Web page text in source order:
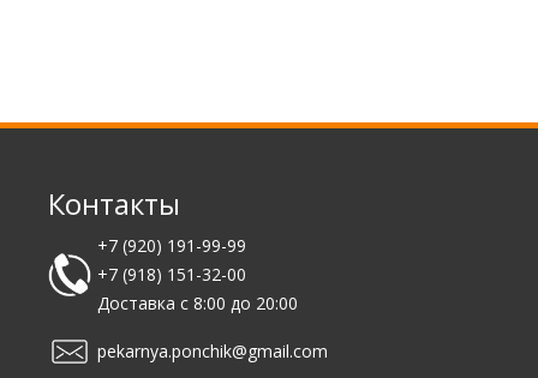
Контакты
+7 (920) 191-99-99
+7 (918) 151-32-00
Доставка с 8:00 до 20:00
pekarnya.ponchik@gmail.com